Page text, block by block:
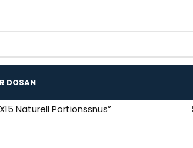
DOSAN
Naturell Portionssnus”